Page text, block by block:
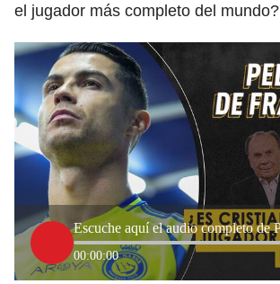
el jugador más completo del mundo?
00:00:00